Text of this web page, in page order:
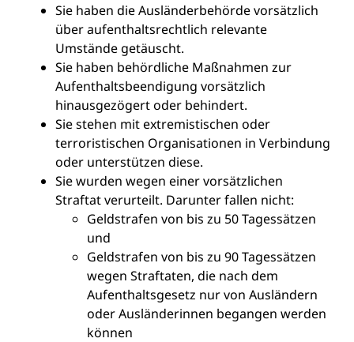
Sie haben die Ausländerbehörde vorsätzlich
über aufenthaltsrechtlich relevante
Umstände getäuscht.
Sie haben behördliche Maßnahmen zur
Aufenthaltsbeendigung vorsätzlich
hinausgezögert oder behindert.
Sie stehen mit extremistischen oder
terroristischen Organisationen in Verbindung
oder unterstützen diese.
Sie wurden wegen einer vorsätzlichen
Straftat verurteilt. Darunter fallen nicht:
Geldstrafen von bis zu 50 Tagessätzen
und
Geldstrafen von bis zu 90 Tagessätzen
wegen Straftaten, die nach dem
Aufenthaltsgesetz nur von Ausländern
oder Ausländerinnen begangen werden
können